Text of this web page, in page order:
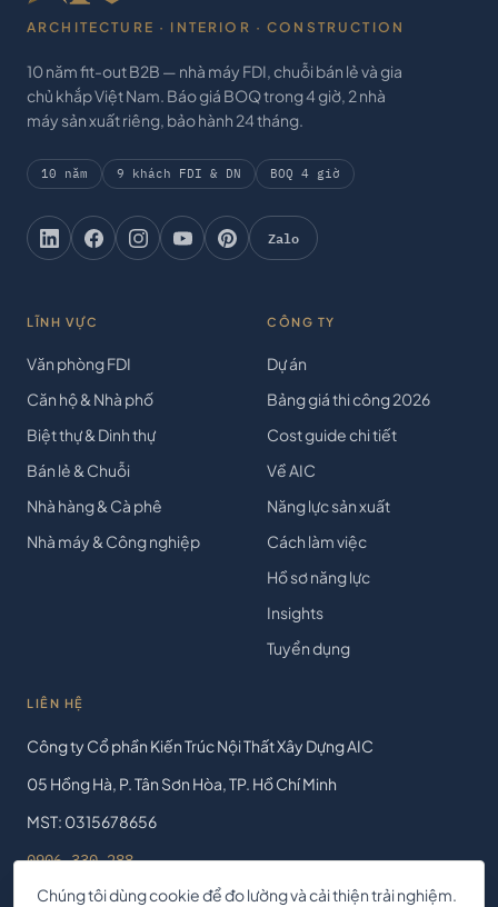
ARCHITECTURE · INTERIOR · CONSTRUCTION
10 năm fit-out B2B — nhà máy FDI, chuỗi bán lẻ và gia
chủ khắp Việt Nam. Báo giá BOQ trong 4 giờ, 2 nhà
máy sản xuất riêng, bảo hành 24 tháng.
10 năm 9 khách FDI & DN BOQ 4 giờ
Zalo
LĨNH VỰC
Văn phòng FDI
Căn hộ & Nhà phố
Biệt thự & Dinh thự
Bán lẻ & Chuỗi
Nhà hàng & Cà phê
Nhà máy & Công nghiệp
CÔNG TY
Dự án
Bảng giá thi công 2026
Cost guide chi tiết
Về AIC
Năng lực sản xuất
Cách làm việc
Hồ sơ năng lực
Insights
Tuyển dụng
LIÊN HỆ
Công ty Cổ phần Kiến Trúc Nội Thất Xây Dựng AIC
05 Hồng Hà, P. Tân Sơn Hòa, TP. Hồ Chí Minh
MST: 0315678656
0906 330 288
contact@aicjsc.com
Chúng tôi dùng cookie để đo lường và cải thiện trải nghiệm.